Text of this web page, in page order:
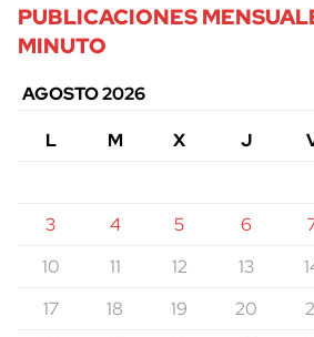
PUBLICACIONES
MINUTO
AGOSTO 2026
L
M X J
3
4 5 6
10
11 12 13
17
18 19 20